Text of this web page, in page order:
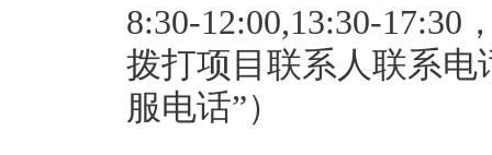
8:30-12:00,13:30-
拨打项目联系人联系电
服电